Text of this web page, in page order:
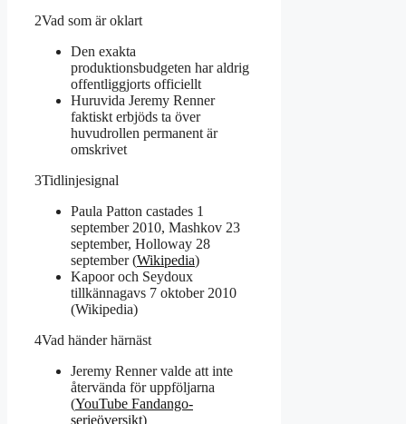
2Vad som är oklart
Den exakta
produktionsbudgeten har aldrig
offentliggjorts officiellt
Huruvida Jeremy Renner
faktiskt erbjöds ta över
huvudrollen permanent är
omskrivet
3Tidlinjesignal
Paula Patton castades 1
september 2010, Mashkov 23
september, Holloway 28
september(Wikipedia)
Kapoor och Seydoux
tillkännagavs 7 oktober 2010
(Wikipedia)
4Vad händer härnäst
Jeremy Renner valde att inte
återvända för uppföljarna
(YouTube Fandango-
serieöversikt)